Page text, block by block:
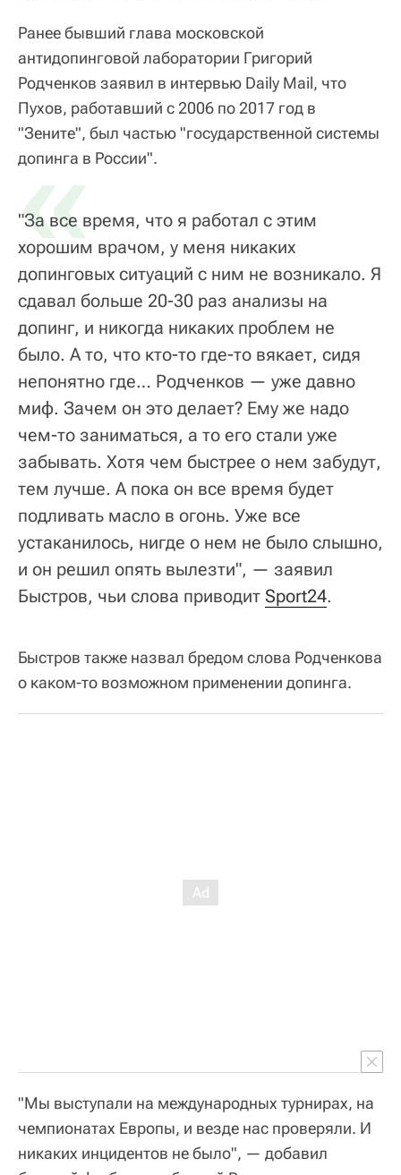
Ранее бывший глава московской
антидопинговой лаборатории Григорий
Родченков заявил в интервью Daily Mail, что
Пухов, работавший с 2006 по 2017 год в
"Зените", был частью "государственной системы
допинга в России".
«
"За все время, что я работал с этим
хорошим врачом, у меня никаких
допинговых ситуаций с ним не возникало. Я
сдавал больше 20-30 раз анализы на
допинг, и никогда никаких проблем не
было. А то, что кто-то где-то вякает, сидя
непонятно где… Родченков — уже давно
миф. Зачем он это делает? Ему же надо
чем-то заниматься, а то его стали уже
забывать. Хотя чем быстрее о нем забудут,
тем лучше. А пока он все время будет
подливать масло в огонь. Уже все
устаканилось, нигде о нем не было слышно,
и он решил опять вылезти", — заявил
Быстров, чьи слова приводит Sport24.
Быстров также назвал бредом слова Родченкова
о каком-то возможном применении допинга.
"Мы выступали на международных турнирах, на
чемпионатах Европы, и везде нас проверяли. И
никаких инцидентов не было", — добавил